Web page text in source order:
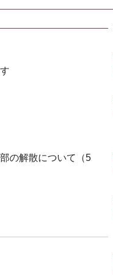
の解散について（5